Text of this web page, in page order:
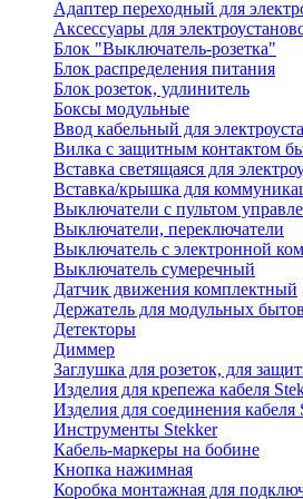
Адаптер переходный для
Аксессуары для
Блок "Выключатель-розетка"
Блок распределения питания
Блок розеток, удлинитель
Боксы модульные
Ввод кабельный для
Вилка с защитным контактом
Вставка светящаяся для
Вставка/крышка для
Выключатели с пультом
Выключатели, переключатели
Выключатель с электронной
Выключатель сумеречный
Датчик движения комплектный
Держатель для модульных
Детекторы
Диммер
Заглушка для розеток, для
Изделия для крепежа кабеля
Изделия для соединения кабеля
Инструменты Stekker
Кабель-маркеры на бобине
Кнопка нажимная
Коробка монтажная для